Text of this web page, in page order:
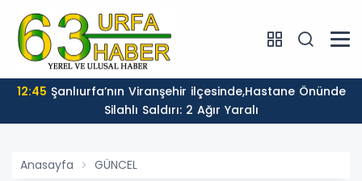
12:45
Silahlı Saldırı: 2 Ağır Yaralı
Anasayfa GÜNCEL